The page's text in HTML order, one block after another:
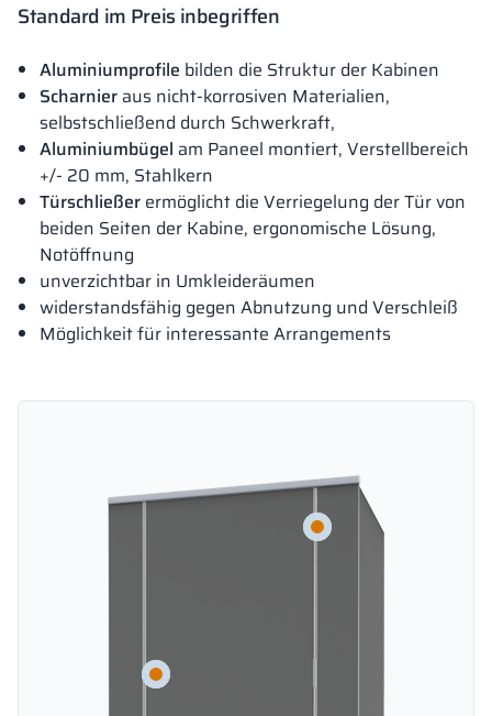
Standard im Preis inbegriffen
Aluminiumprofile bilden die Struktur der Kabinen
Scharnier aus nicht-korrosiven Materialien,
selbstschließend durch Schwerkraft,
Aluminiumbügel am Paneel montiert, Verstellbereich
+/- 20 mm, Stahlkern
Türschließer ermöglicht die Verriegelung der Tür von
beiden Seiten der Kabine, ergonomische Lösung,
Notöffnung
unverzichtbar in Umkleideräumen
widerstandsfähig gegen Abnutzung und Verschleiß
Möglichkeit für interessante Arrangements